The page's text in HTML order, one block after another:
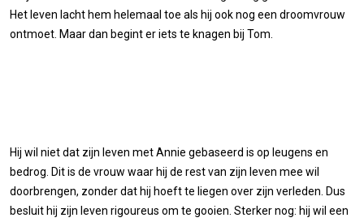
Het leven lacht hem helemaal toe als hij ook nog een droomvrouw
ontmoet. Maar dan begint er iets te knagen bij Tom.
Hij wil niet dat zijn leven met Annie gebaseerd is op leugens en
bedrog. Dit is de vrouw waar hij de rest van zijn leven mee wil
doorbrengen, zonder dat hij hoeft te liegen over zijn verleden. Dus
besluit hij zijn leven rigoureus om te gooien. Sterker nog: hij wil een